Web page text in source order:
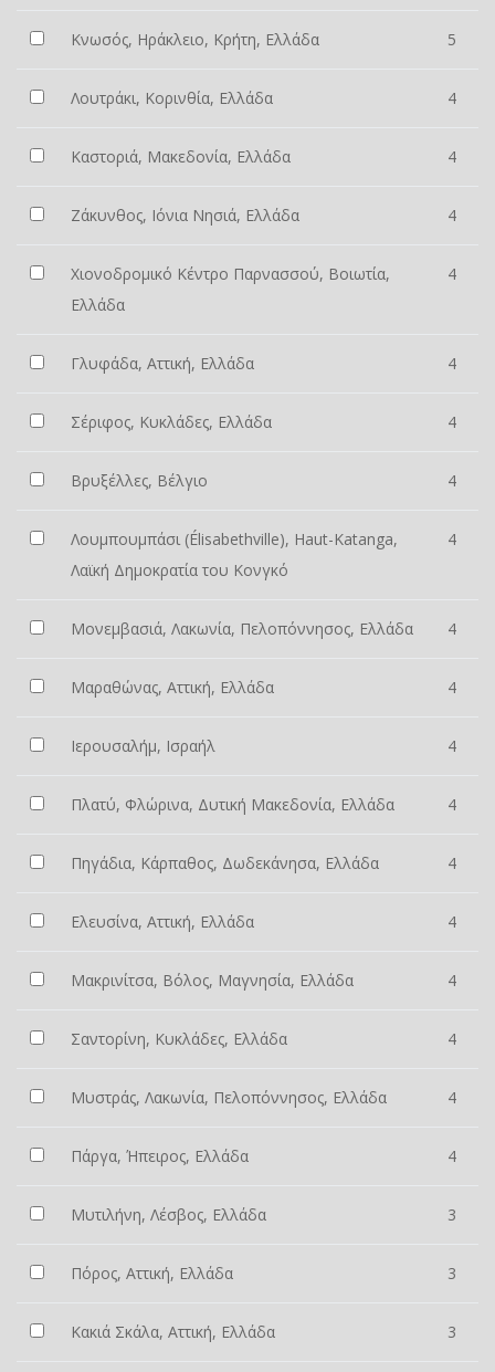
Κνωσός, Ηράκλειο, Κρήτη, Ελλάδα 5
Λουτράκι, Κορινθία, Ελλάδα 4
Καστοριά, Μακεδονία, Ελλάδα 4
Ζάκυνθος, Ιόνια Νησιά, Ελλάδα 4
Χιονοδρομικό Κέντρο Παρνασσού, Βοιωτία,
Ελλάδα
4
Γλυφάδα, Αττική, Ελλάδα 4
Σέριφος, Κυκλάδες, Ελλάδα 4
Βρυξέλλες, Βέλγιο 4
Λουμπουμπάσι (Élisabethville), Haut-Katanga,
Λαϊκή Δημοκρατία του Κονγκό
4
Μονεμβασιά, Λακωνία, Πελοπόννησος, Ελλάδα 4
Μαραθώνας, Αττική, Ελλάδα 4
Ιερουσαλήμ, Ισραήλ 4
Πλατύ, Φλώρινα, Δυτική Μακεδονία, Ελλάδα 4
Πηγάδια, Κάρπαθος, Δωδεκάνησα, Ελλάδα 4
Ελευσίνα, Αττική, Ελλάδα 4
Μακρινίτσα, Βόλος, Μαγνησία, Ελλάδα 4
Σαντορίνη, Κυκλάδες, Ελλάδα 4
Μυστράς, Λακωνία, Πελοπόννησος, Ελλάδα 4
Πάργα, Ήπειρος, Ελλάδα 4
Μυτιλήνη, Λέσβος, Ελλάδα 3
Πόρος, Αττική, Ελλάδα 3
Κακιά Σκάλα, Αττική, Ελλάδα 3